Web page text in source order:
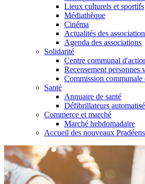
Lieux culturels et sportifs
Médiathèque
Cinéma
Actualités des
Agenda des associations
Solidarité
Centre communal
Recensement personnes
Commission communale
Santé
Annuaire de santé
Défibrillateurs
Commerce et marché
Marché hebdomadaire
Accueil des nouveaux Pradéens